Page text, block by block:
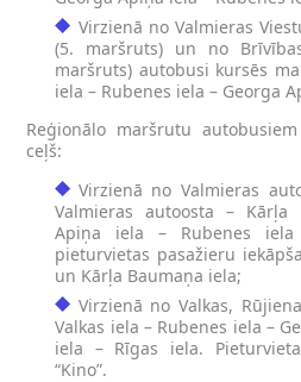
Virzienā no Valmieras
(5. maršruts) un no
maršruts) autobusi kursēs
iela – Rubenes iela – Georga
Reģionālo maršrutu
ceļš:
Virzienā no Valmieras
Valmieras autoosta – Kārļa
Apiņa iela – Rubenes iela
pieturvietas pasažieru
un Kārļa Baumaņa iela;
Virzienā no Valkas,
Valkas iela – Rubenes iela –
iela – Rīgas iela.
“Kino”.